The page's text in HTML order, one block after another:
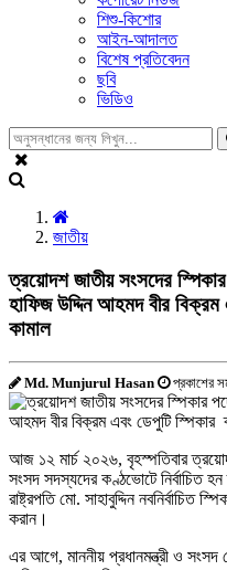
শিশু-কিশোর
আইন-আদালত
বিশেষ প্রতিবেদন
ছবি
ভিডিও
জাতীয়
ত্রয়োদশ জাতীয় সংসদের
হাফিজ উদ্দিন আহমদ বীর বিক্রম
কামাল
Md. Munjurul Hasan প্রকাশের
আজ ১২ মার্চ ২০২৬, বৃহস্পতিবার
সংসদ সদস্যদের কণ্ঠভোটে নির্বাচিত হন
রাষ্ট্রপতি মো. সাহাবুদ্দিন নবনির্বাচিত
করান।
এর আগে, মাননীয় প্রধানমন্ত্রী ও সংসদ